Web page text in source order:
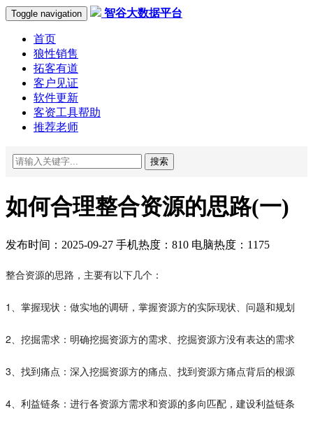
Toggle navigation 智谷大数据平台
首页
狼性销售
拓客有道
客户见证
软件更新
客资工具帮助
推荐老师
搜索
如何合理整合资源的思路(一)
发布时间：2025-09-27 手机热度：810 电脑热度：1175
整合资源的思路，主要有以下几个：
1、掌握现状：做实地的调研，掌握资源方的实际现状、问题和规划
2、挖掘需求：明确挖掘资源方的需求、挖掘资源方没有表达的需求
3、找到痛点：深入挖掘资源方的痛点、找到资源方痛点背后的根源
4、利益链条：进行各资源方需求和资源的多向匹配，建设利益链条